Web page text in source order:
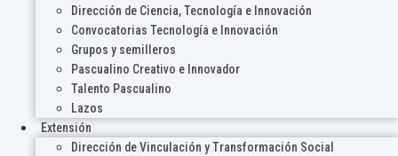
Dirección de Ciencia, Tecnología e Innovación
Convocatorias Tecnología e Innovación
Grupos y semilleros
Pascualino Creativo e Innovador
Talento Pascualino
Lazos
Extensión
Dirección de Vinculación y Transformación Social